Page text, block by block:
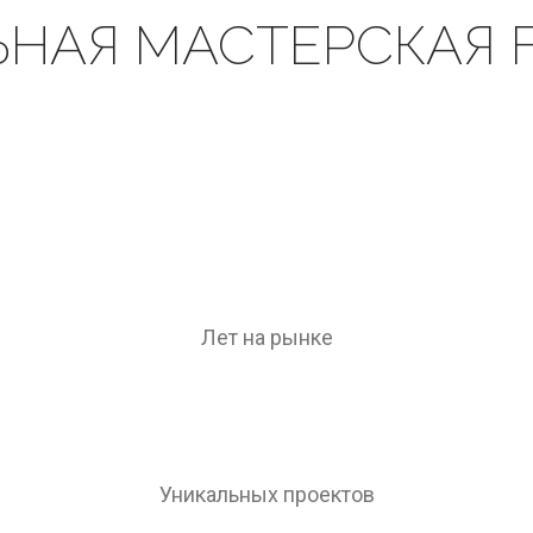
МАСТЕРСКАЯ
Лет на рынке
Уникальных проектов